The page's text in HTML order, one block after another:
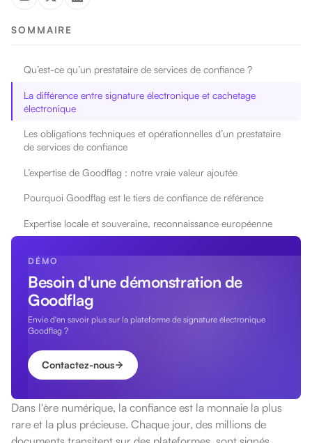
SOMMAIRE
Qu’est-ce qu’un prestataire de services de confiance ?
La différence entre signature électronique et cachetage
électronique
Les obligations techniques et opérationnelles d’un prestataire
de services de confiance
L’expertise de Goodflag : notre vraie valeur ajoutée
Pourquoi Goodflag est le tiers de confiance de référence
Expertise locale et souveraine, reconnaissance européenne
DÉMO
Besoin d'une démonstration de
Goodflag
Envie d'en savoir plus sur la plateforme de signature électronique
Goodflag ?
Contactez-nous
Dans l'ère numérique, la confiance est la monnaie la plus
rare et la plus précieuse. Chaque jour, des millions de